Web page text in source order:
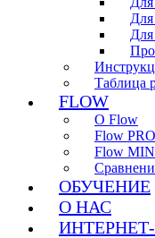
Для
Таблица
FLOW
О Flow
Flow PRO
Flow
ОБУЧЕНИЕ
О НАС